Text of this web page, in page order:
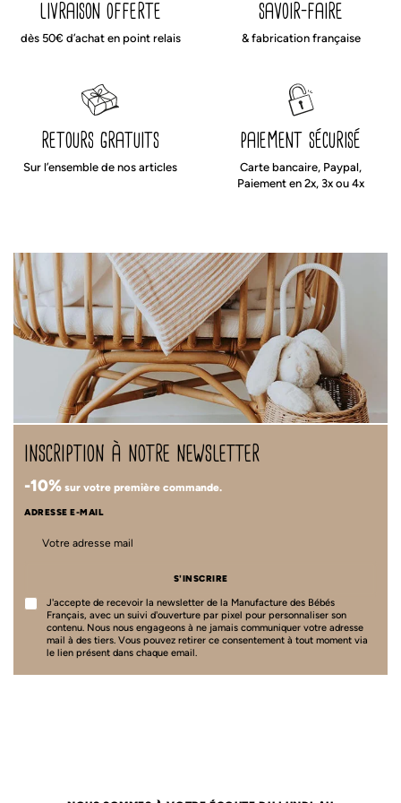
livraison offerte
dès 50€ d’achat en point relais
savoir-faire
& fabrication française
retours gratuits
Sur l’ensemble de nos articles
paiement sécurisé
Carte bancaire, Paypal,
Paiement en 2x, 3x ou 4x
inscription à notre newsletter
-10% sur votre première commande.
ADRESSE E-MAIL
S'INSCRIRE
J'accepte de recevoir la newsletter de la Manufacture des Bébés
Français, avec un suivi d'ouverture par pixel pour personnaliser son
contenu. Nous nous engageons à ne jamais communiquer votre adresse
mail à des tiers. Vous pouvez retirer ce consentement à tout moment via
le lien présent dans chaque email.